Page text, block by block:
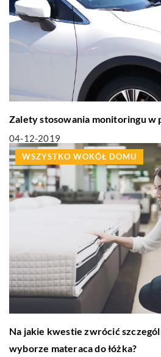
Zalety stosowania monitoringu w
04-12-2019
WSZYSTKO WOKÓŁ DOMU
Na jakie kwestie zwrócić
wyborze materaca do łóżka?